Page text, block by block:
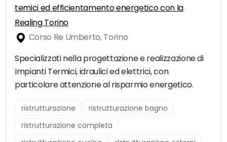
temici ed efficientamento energetico con la
Realing Torino
Corso Re Umberto, Torino
Specializzati nella progettazione e realizzazione di
Impianti Termici, idraulici ed elettrici, con
particolare attenzione al risparmio energetico.
ristrutturazione
ristrutturazione bagno
ristrutturazione completa